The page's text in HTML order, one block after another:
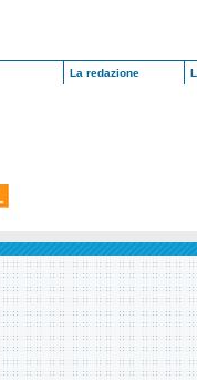
La redazione